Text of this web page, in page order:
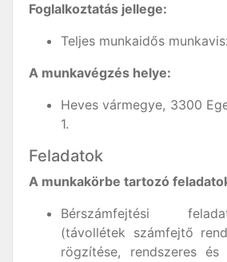
Foglalkoztatás jellege:
Teljes munkaidős
A munkavégzés helye:
Heves vármegye, 3300
1.
Feladatok
A munkakörbe tartozó
Bérszámfejtési
(távollétek számfejtő
rögzítése, rendszeres és